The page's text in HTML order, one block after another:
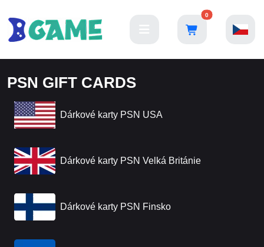
0
PSN GIFT CARDS
Dárkové karty PSN USA
Dárkové karty PSN Velká Británie
Dárkové karty PSN Finsko